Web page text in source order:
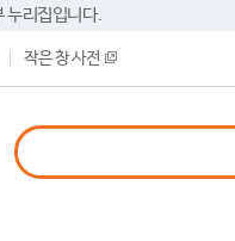
누리집입니다.
작은 창 사전